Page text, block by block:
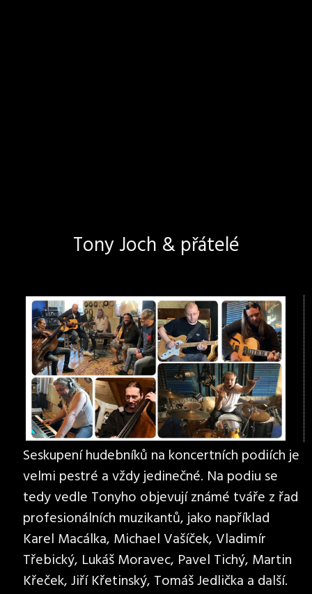
Tony Joch & přátelé
Seskupení hudebníků na koncertních podiích je
velmi pestré a vždy jedinečné. Na podiu se
tedy vedle Tonyho objevují známé tváře z řad
profesionálních muzikantů, jako například
Karel Macálka, Michael Vašíček, Vladimír
Třebický, Lukáš Moravec, Pavel Tichý, Martin
Křeček, Jiří Křetinský, Tomáš Jedlička a další.